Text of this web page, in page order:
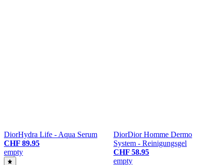
DiorHydra Life - Aqua Serum
CHF 89.95
empty
DiorDior Homme Dermo
System - Reinigungsgel
CHF 58.95
empty